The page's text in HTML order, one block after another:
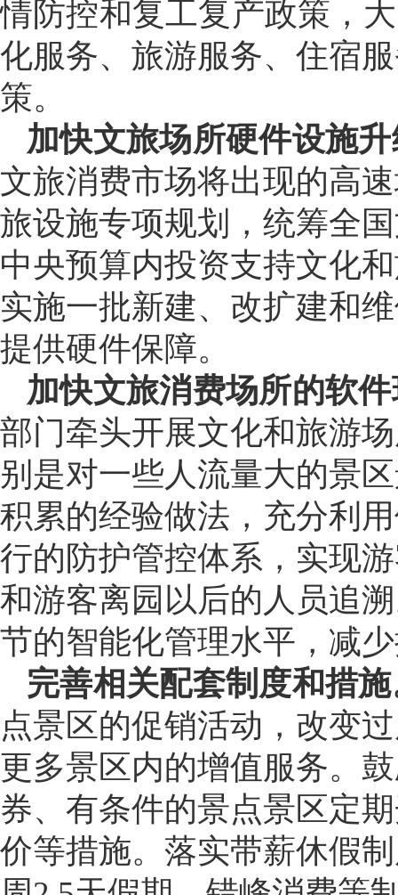
情防控和复工复产政策，
化服务、旅游服务、住宿
策。
加快文旅场所硬件设施
文旅消费市场将出现的高
旅设施专项规划，统筹全
中央预算内投资支持文化
实施一批新建、改扩建和
提供硬件保障。
加快文旅消费场所的软
部门牵头开展文化和旅游
别是对一些人流量大的景
积累的经验做法，充分利
行的防护管控体系，实现
和游客离园以后的人员追
节的智能化管理水平，减
完善相关配套制度和措
点景区的促销活动，改变
更多景区内的增值服务。
券、有条件的景点景区定
价等措施。落实带薪休假